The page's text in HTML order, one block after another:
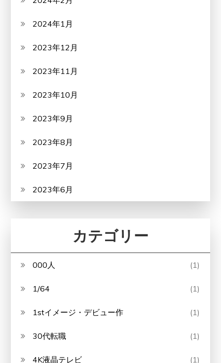
2024年1月
2023年12月
2023年11月
2023年10月
2023年9月
2023年8月
2023年7月
2023年6月
カテゴリー
000人 (1)
1/64 (1)
1stイメージ・デビュー作 (1)
30代転職 (1)
4K液晶テレビ (1)